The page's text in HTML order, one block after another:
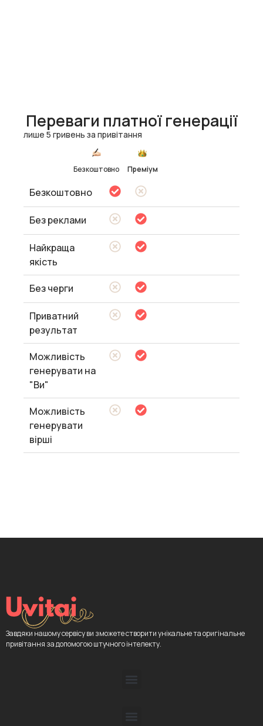
Переваги платної генерації
лише 5 гривень за привітання
Безкоштовно Преміум
Безкоштовно
Без реклами
Найкраща
якість
Без черги
Приватний
результат
Можливість
генерувати на
"Ви"
Можливість
генерувати
вірші
Завдяки нашому сервісу ви зможете створити унікальне та оригінальне
привітання за допомогою штучного інтелекту.